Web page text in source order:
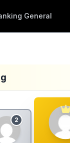
General
2